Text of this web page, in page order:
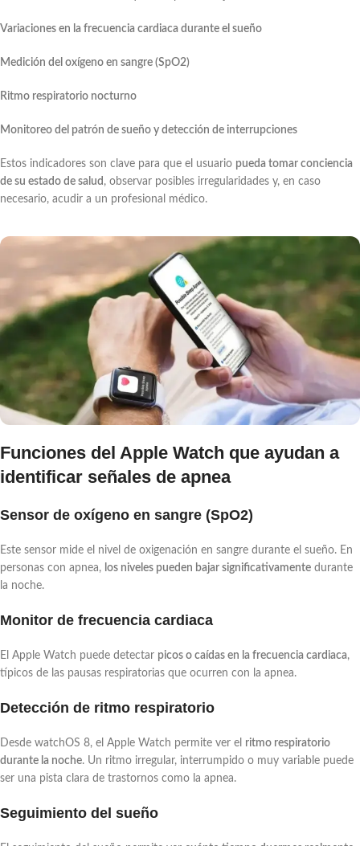
Variaciones en la frecuencia cardiaca durante el sueño
Medición del oxígeno en sangre (SpO2)
Ritmo respiratorio nocturno
Monitoreo del patrón de sueño y detección de interrupciones
Estos indicadores son clave para que el usuario pueda tomar conciencia
de su estado de salud , observar posibles irregularidades y, en caso
necesario, acudir a un profesional médico.
Funciones del Apple Watch que ayudan a
identificar señales de apnea
Sensor de oxígeno en sangre (SpO2)
Este sensor mide el nivel de oxigenación en sangre durante el sueño. En
personas con apnea, los niveles pueden bajar significativamente durante
la noche.
Monitor de frecuencia cardiaca
El Apple Watch puede detectar picos o caídas en la frecuencia cardiaca,
típicos de las pausas respiratorias que ocurren con la apnea.
Detección de ritmo respiratorio
Desde watchOS 8, el Apple Watch permite ver el ritmo respiratorio
durante la noche. Un ritmo irregular, interrumpido o muy variable puede
ser una pista clara de trastornos como la apnea.
Seguimiento del sueño